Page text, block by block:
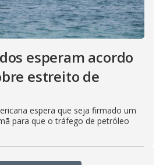
esperam acordo
estreito de
espera que seja firmado um
para que o tráfego de petróleo